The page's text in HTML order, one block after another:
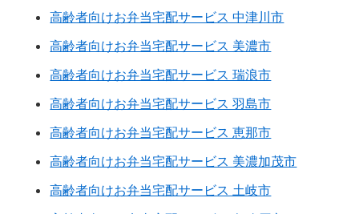
高齢者向けお弁当宅配サービス 中津川市
高齢者向けお弁当宅配サービス 美濃市
高齢者向けお弁当宅配サービス 瑞浪市
高齢者向けお弁当宅配サービス 羽島市
高齢者向けお弁当宅配サービス 恵那市
高齢者向けお弁当宅配サービス 美濃加茂市
高齢者向けお弁当宅配サービス 土岐市